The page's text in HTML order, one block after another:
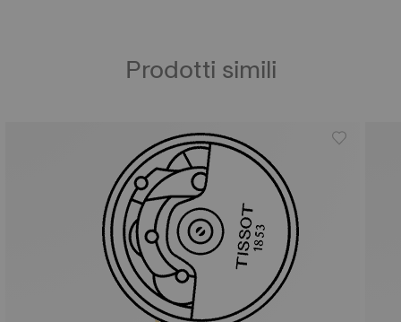
Prodotti simili